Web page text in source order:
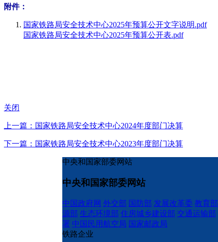
附件：
国家铁路局安全技术中心2025年预算公开文字说明.pdf
国家铁路局安全技术中心2025年预算公开表.pdf
关闭
上一篇：国家铁路局安全技术中心2024年度部门决算
下一篇：国家铁路局安全技术中心2023年度部门决算
中央和国家部委网站
中央和国家部委网站
中国政府网 外交部 国防部 发展改革委 教育部
源部 生态环境部 住房城乡建设部 交通运输部
署 中国民用航空局 国家邮政局
铁路企业